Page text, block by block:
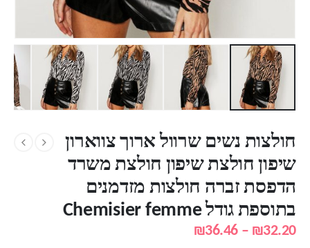
חולצות נשים שרוול ארוך צווארון
שיפון חולצת שיפון חולצת משרד
הדפסת זברה חולצות מזדמנים
בתוספת גודל Chemisier femme
₪32.20
–
₪36.46